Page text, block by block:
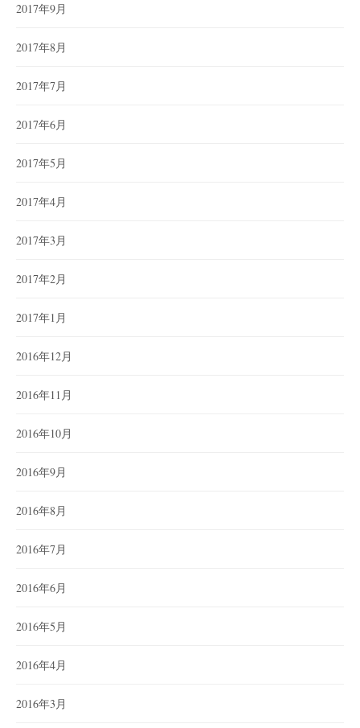
2017年9月
2017年8月
2017年7月
2017年6月
2017年5月
2017年4月
2017年3月
2017年2月
2017年1月
2016年12月
2016年11月
2016年10月
2016年9月
2016年8月
2016年7月
2016年6月
2016年5月
2016年4月
2016年3月